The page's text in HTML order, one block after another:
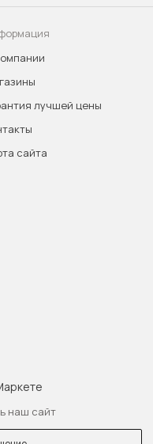
лучшей цены
сайта
наш сайт